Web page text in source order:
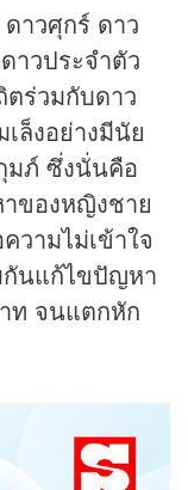
าวศุกร์ ดาว
าวประจำตัว
ร่วมกับดาว
ล็งอย่างมีนัย
มภ์ ซึ่งนั่นคือ
ของหญิงชาย
วามไม่เข้าใจ
นแก้ไขปัญหา
ท จนแตกหัก